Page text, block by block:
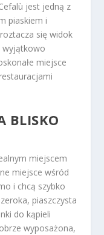
jest jedną z
piaskiem i
się widok
wyjątkowo
miejsce
BLISKO
miejscem
miejsce wśród
i chcą szybko
piaszczysta
do kąpieli
wyposażona,